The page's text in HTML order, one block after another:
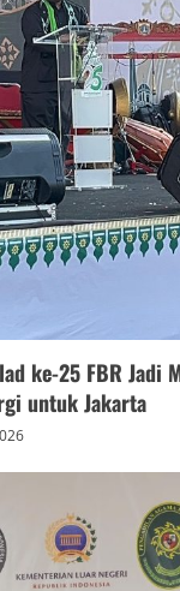
ke-25 FBR Jadi
untuk Jakarta